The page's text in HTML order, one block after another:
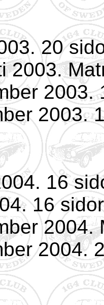
20
2003.
2003.
2003.
16
16 sidor
2004.
2004.